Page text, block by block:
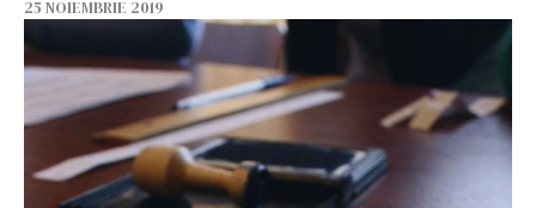
25 NOIEMBRIE 2019